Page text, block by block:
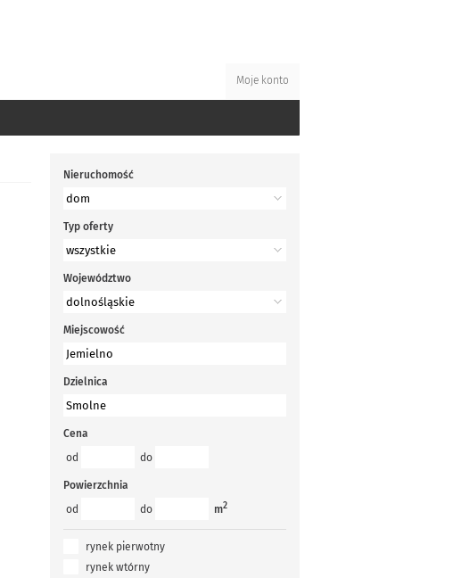
Moje konto
Nieruchomość
Typ oferty
Województwo
Miejscowość
Dzielnica
Cena
od
do
Powierzchnia
od
do m2
rynek pierwotny
rynek wtórny